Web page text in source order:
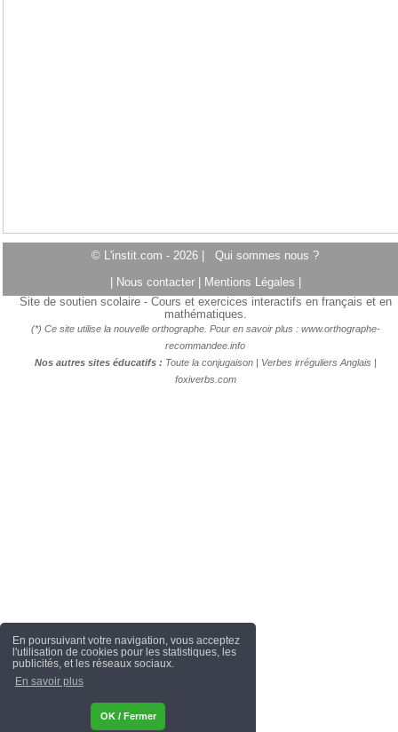
En poursuivant votre navigation, vous acceptez
l'utilisation de cookies pour les statistiques, les
publicités, et les réseaux sociaux.
En savoir plus
OK / Fermer
© L'instit.com - 2026 | Qui sommes nous ?
Nous contacter Mentions Légales
Site de soutien scolaire - Cours et exercices interactifs en français et en
mathématiques.
(*) Ce site utilise la nouvelle orthographe. Pour en savoir plus : www.orthographe-
recommandee.info
Nos autres sites éducatifs : Toute la conjugaison| Verbes irréguliers Anglais |
foxiverbs.com